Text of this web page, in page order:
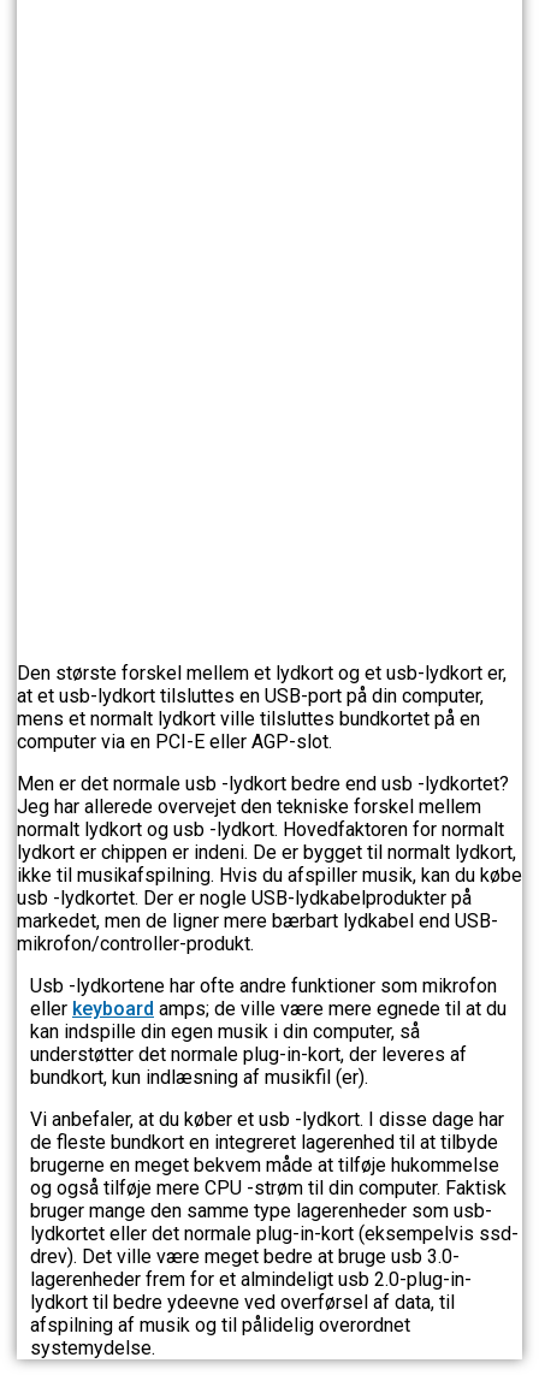
Den største forskel mellem et lydkort og et usb-lydkort er,
at et usb-lydkort tilsluttes en USB-port på din computer,
mens et normalt lydkort ville tilsluttes bundkortet på en
computer via en PCI-E eller AGP-slot.
Men er det normale usb -lydkort bedre end usb -lydkortet?
Jeg har allerede overvejet den tekniske forskel mellem
normalt lydkort og usb -lydkort. Hovedfaktoren for normalt
lydkort er chippen er indeni. De er bygget til normalt lydkort,
ikke til musikafspilning. Hvis du afspiller musik, kan du købe
usb -lydkortet. Der er nogle USB-lydkabelprodukter på
markedet, men de ligner mere bærbart lydkabel end USB-
mikrofon/controller-produkt.
Usb -lydkortene har ofte andre funktioner som mikrofon
eller keyboard amps; de ville være mere egnede til at du
kan indspille din egen musik i din computer, så
understøtter det normale plug-in-kort, der leveres af
bundkort, kun indlæsning af musikfil (er).
Vi anbefaler, at du køber et usb -lydkort. I disse dage har
de fleste bundkort en integreret lagerenhed til at tilbyde
brugerne en meget bekvem måde at tilføje hukommelse
og også tilføje mere CPU -strøm til din computer. Faktisk
bruger mange den samme type lagerenheder som usb-
lydkortet eller det normale plug-in-kort (eksempelvis ssd-
drev). Det ville være meget bedre at bruge usb 3.0-
lagerenheder frem for et almindeligt usb 2.0-plug-in-
lydkort til bedre ydeevne ved overførsel af data, til
afspilning af musik og til pålidelig overordnet
systemydelse.